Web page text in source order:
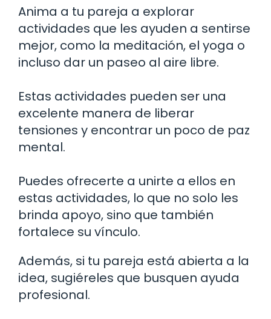
Anima a tu pareja a explorar
actividades que les ayuden a sentirse
mejor, como la meditación, el yoga o
incluso dar un paseo al aire libre.
Estas actividades pueden ser una
excelente manera de liberar
tensiones y encontrar un poco de paz
mental.
Puedes ofrecerte a unirte a ellos en
estas actividades, lo que no solo les
brinda apoyo, sino que también
fortalece su vínculo.
Además, si tu pareja está abierta a la
idea, sugiéreles que busquen ayuda
profesional.